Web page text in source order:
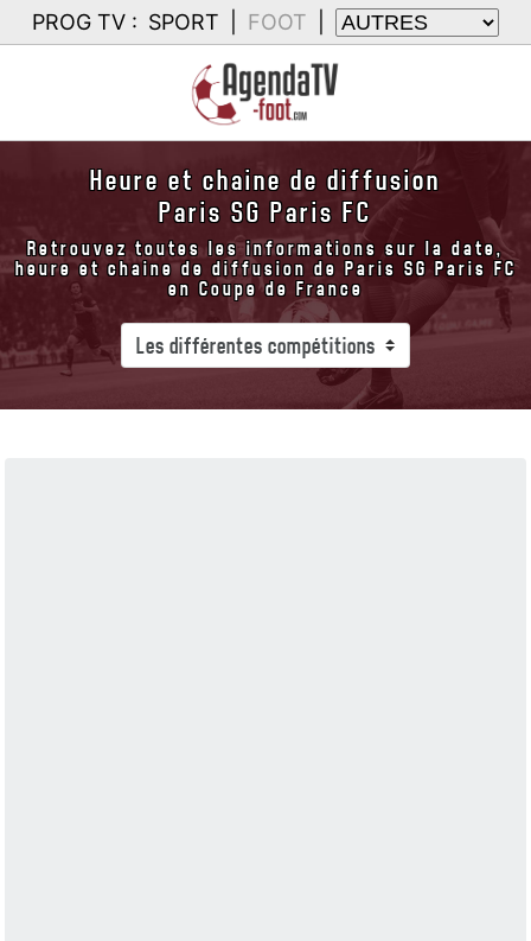
PROG TV : SPORT FOOT
Heure et chaine de diffusion
Paris SG Paris FC
Retrouvez toutes les informations sur la date,
heure et chaine de diffusion de Paris SG Paris FC
en Coupe de France